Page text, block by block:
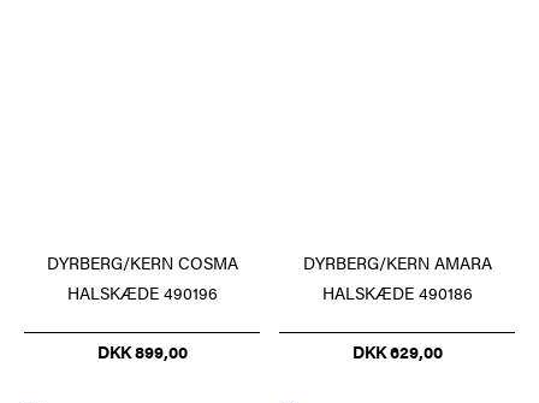
DYRBERG/KERN COSMA
HALSKÆDE 490196
DKK 899,00
DYRBERG/KERN AMARA
HALSKÆDE 490186
DKK 629,00